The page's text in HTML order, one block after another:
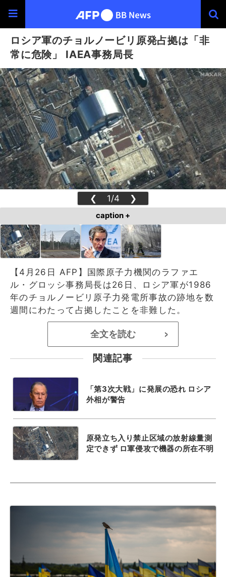
ロシア軍のチョルノービリ原発占拠は「非
常に危険」 IAEA事務局長
❮ 1/4 ❯
caption +
【4月26日 AFP】国際原子力機関のラファエ
ル・グロッシ事務局長は26日、ロシア軍が1986
年のチョルノービリ原子力発電所事故の跡地を数
週間にわたって占拠したことを非難した。
全文を読む >
関連記事
「第3次大戦」に発展の恐れ ロシア
外相が警告
原発立ち入り禁止区域の放射線量測
定できず ロ軍侵攻で機器の所在不明